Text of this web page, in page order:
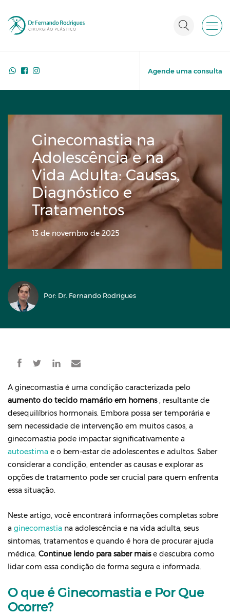
Agende uma consulta
Ginecomastia na
Adolescência e na
Vida Adulta: Causas,
Diagnóstico e
Tratamentos
13 de novembro de 2025
Por: Dr. Fernando Rodrigues
A ginecomastia é uma condição caracterizada pelo
aumento do tecido mamário em homens, resultante de
desequilíbrios hormonais. Embora possa ser temporária e
sem necessidade de intervenção em muitos casos, a
ginecomastia pode impactar significativamente a
autoestima e o bem-estar de adolescentes e adultos. Saber
considerar a condição, entender as causas e explorar as
opções de tratamento pode ser crucial para quem enfrenta
essa situação.
Neste artigo, você encontrará informações completas sobre
a ginecomastia na adolescência e na vida adulta, seus
sintomas, tratamentos e quando é hora de procurar ajuda
médica. Continue lendo para saber maise descubra como
lidar com essa condição de forma segura e informada.
O que é Ginecomastia e Por Que
Ocorre?